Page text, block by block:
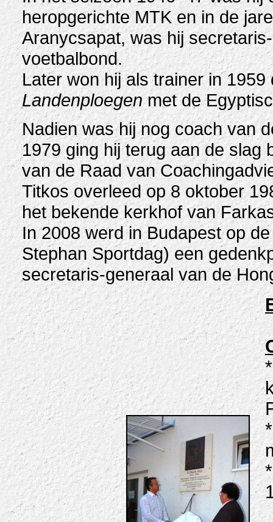
heropgerichte MTK en in de
Aranycsapat, was hij
voetbalbond.
Later won hij als trainer in
Landenploegenmet de
Nadien was hij nog coach van
1979 ging hij terug aan de slag
van de Raad van
Titkos overleed op 8 oktober
het bekende kerkhof van
In 2008 werd in Budapest op
Stephan Sportdag) een
secretaris-generaal van de